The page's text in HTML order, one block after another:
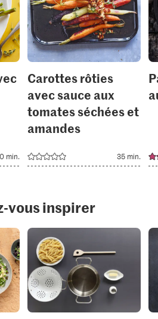
to
your
collections.
min.
it
to
your
Carottes rôties
avec sauce aux
tomates séchées et
amandes
35 min.
vous inspirer